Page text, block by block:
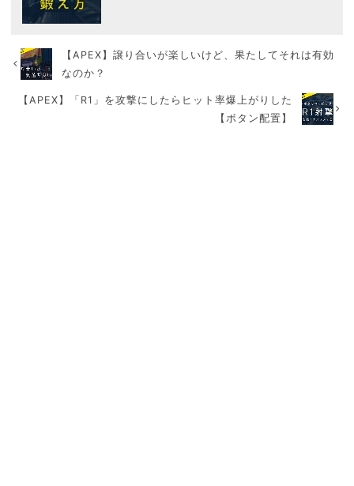
【APEX】譲り合いが楽しいけど、果たしてそれは有効
なのか？
【APEX】「R1」を攻撃にしたらヒット率爆上がりした
【ボタン配置】